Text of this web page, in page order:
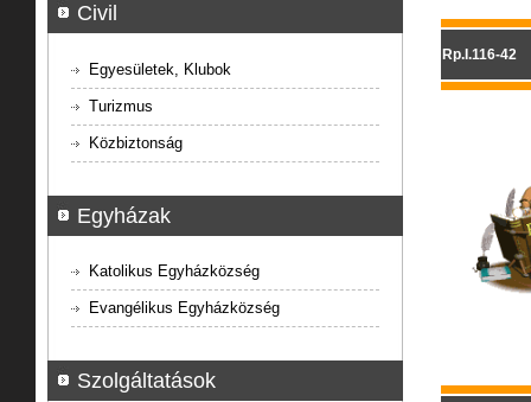
Rp.I.116-42
Civil
Egyesületek, Klubok
Turizmus
Közbiztonság
Egyházak
Katolikus Egyházközség
Evangélikus Egyházközség
Szolgáltatások